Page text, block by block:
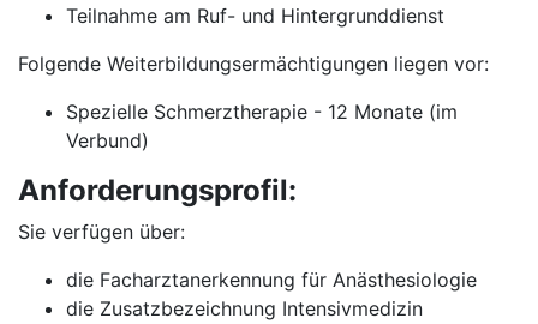
Teilnahme am Ruf- und Hintergrunddienst
Folgende Weiterbildungsermächtigungen liegen vor:
Spezielle Schmerztherapie - 12 Monate (im
Verbund)
Anforderungsprofil:
Sie verfügen über:
die Facharztanerkennung für Anästhesiologie
die Zusatzbezeichnung Intensivmedizin